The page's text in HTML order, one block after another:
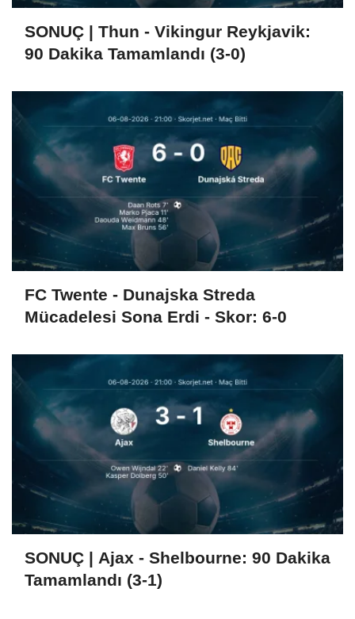
SONUÇ | Thun - Vikingur Reykjavik:
90 Dakika Tamamlandı (3-0)
FC Twente - Dunajska Streda
Mücadelesi Sona Erdi - Skor: 6-0
SONUÇ | Ajax - Shelbourne: 90 Dakika
Tamamlandı (3-1)